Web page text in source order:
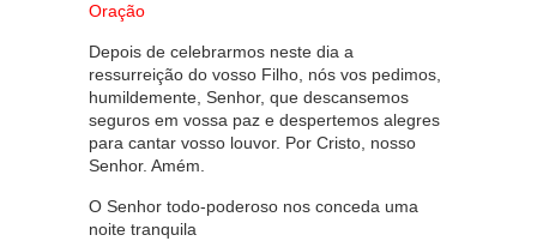
Oração
Depois de celebrarmos neste dia a
ressurreição do vosso Filho, nós vos pedimos,
humildemente, Senhor, que descansemos
seguros em vossa paz e despertemos alegres
para cantar vosso louvor. Por Cristo, nosso
Senhor. Amém.
O Senhor todo-poderoso nos conceda uma
noite tranquila